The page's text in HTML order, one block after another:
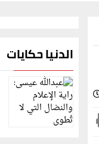
الدنيا حكايات